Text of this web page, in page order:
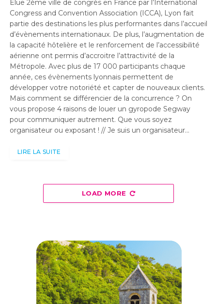
Élue 2ème ville de congrès en France par l’International
Congress and Convention Association (ICCA), Lyon fait
partie des destinations les plus performantes dans l’accueil
d’évènements internationaux. De plus, l’augmentation de
la capacité hôtelière et le renforcement de l’accessibilité
aérienne ont permis d’accroitre l’attractivité de la
Métropole. Avec plus de 17 000 participants chaque
année, ces évènements lyonnais permettent de
développer votre notoriété et capter de nouveaux clients.
Mais comment se différencier de la concurrence ? On
vous propose 4 raisons de louer un gyropode Segway
pour communiquer autrement. Que vous soyez
organisateur ou exposant ! // Je suis un organisateur…
LIRE LA SUITE
LOAD MORE